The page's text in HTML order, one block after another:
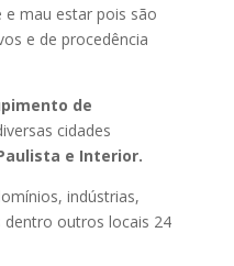
mau estar pois são
e de procedência
de
cidades
e Interior.
indústrias,
dentro outros locais 24